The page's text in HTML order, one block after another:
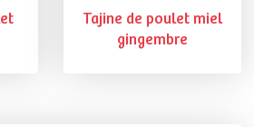
Tajine de poulet miel
gingembre